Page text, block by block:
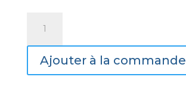
Éponge
abrasive
rigide
Ajouter à la commande